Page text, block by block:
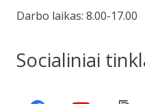
Darbo laikas: 8.00-17.00
Socialiniai